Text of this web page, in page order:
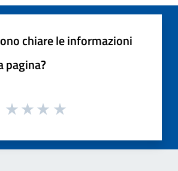
chiare le informazioni
pagina?